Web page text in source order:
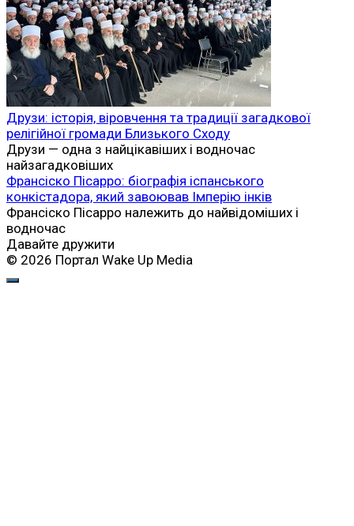
Друзи: історія, віровчення та традиції загадкової
релігійної громади Близького Сходу
Друзи — одна з найцікавіших і водночас
найзагадковіших
Франсіско Пісарро: біографія іспанського
конкістадора, який завоював Імперію інків
Франсіско Пісарро належить до найвідоміших і
водночас
Давайте дружити
© 2026 Портал Wake Up Media